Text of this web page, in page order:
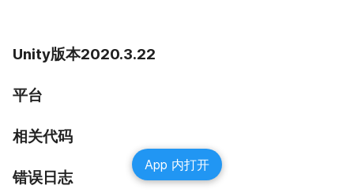
Unity版本2020.3.22
平台
相关代码
错误日志
App 内打开